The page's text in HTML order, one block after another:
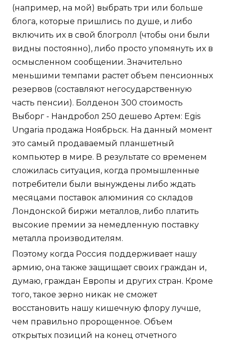
(например, на мой) выбрать три или больше
блога, которые пришлись по душе, и либо
включить их в свой блогролл (чтобы они были
видны постоянно), либо просто упомянуть их в
осмысленном сообщении. Значительно
меньшими темпами растет объем пенсионных
резервов (составляют негосударственную
часть пенсии). Болденон 300 стоимость
Выборг - Нандробол 250 дешево Артем: Egis
Ungaria продажа Ноябрьск. На данный момент
это самый продаваемый планшетный
компьютер в мире. В результате со временем
сложилась ситуация, когда промышленные
потребители были вынуждены либо ждать
месяцами поставок алюминия со складов
Лондонской биржи металлов, либо платить
высокие премии за немедленную поставку
металла производителям.
Поэтому когда Россия поддерживает нашу
армию, она также защищает своих граждан и,
думаю, граждан Европы и других стран. Кроме
того, такое зерно никак не сможет
восстановить нашу кишечную флору лучше,
чем правильно пророщенное. Объем
открытых позиций на конец отчетного